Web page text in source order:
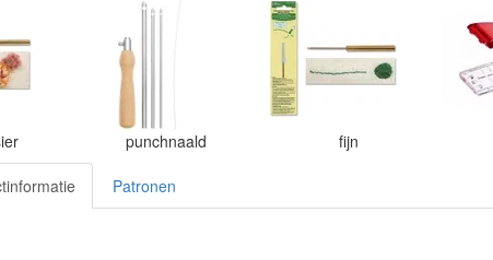
punchnaald fijn
Patronen